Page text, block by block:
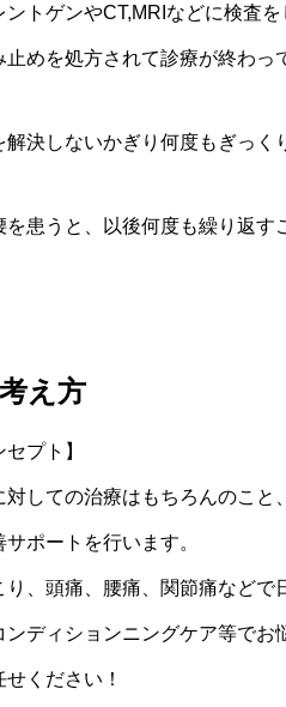
ントゲンやCT,MRIなどに検査
止めを処方されて診療が終わっ
解決しないかぎり何度もぎっく
を患うと、以後何度も繰り返す
え方
セプト】
対しての治療はもちろんのこ
ポートを行います。
り、頭痛、腰痛、関節痛など
ンディションニングケア等でお
ください！